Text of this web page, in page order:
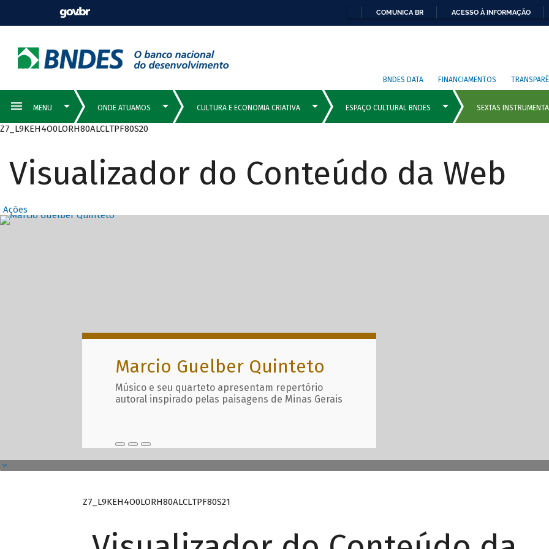
COMUNICA BR ACESSO À INFORMAÇÃO
BNDES DATA FINANCIAMENTOS
Z7_L9KEH4O0LORH80ALCLTPF80S20
Visualizador do Conteúdo da Web
Ações
Destaques Principais com
Marcio Guelber Quinteto
Músico e seu quarteto apresentam repertório
autoral inspirado pelas paisagens de Minas Gerais
Z7_L9KEH4O0LORH80ALCLTPF80S21